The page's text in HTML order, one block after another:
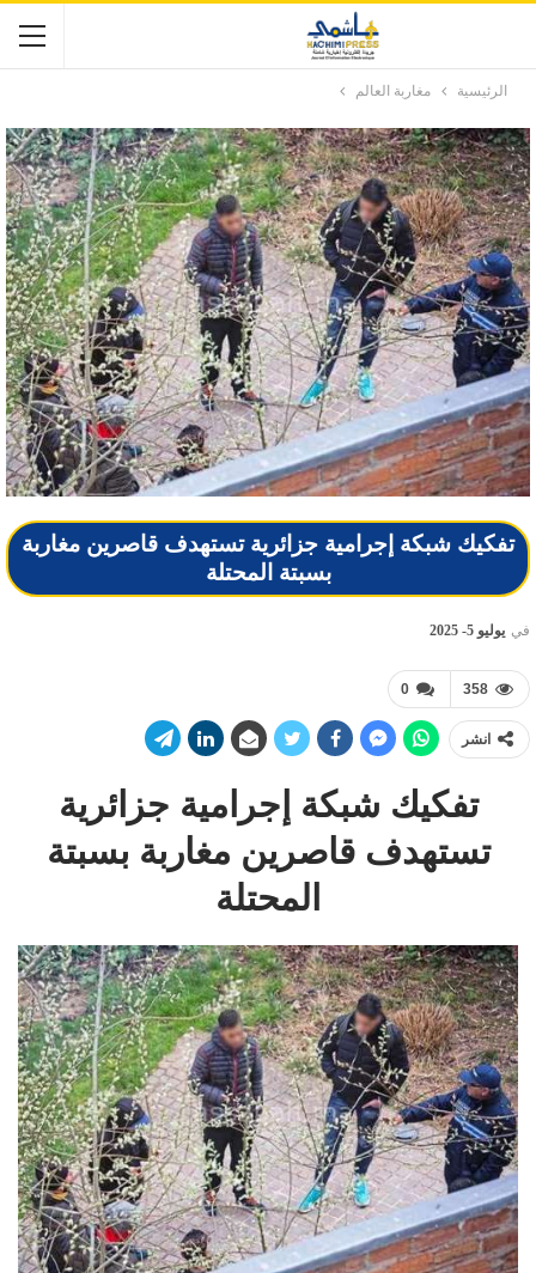
الرئيسية مغاربة العالم
تفكيك شبكة إجرامية جزائرية تستهدف قاصرين مغاربة
بسبتة المحتلة
في يوليو 5- 2025
0 358
انشر
تفكيك شبكة إجرامية جزائرية
تستهدف قاصرين مغاربة بسبتة
المحتلة